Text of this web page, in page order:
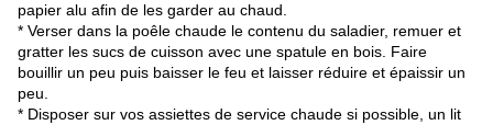
papier alu afin de les garder au chaud.
* Verser dans la poêle chaude le contenu du saladier, remuer et
gratter les sucs de cuisson avec une spatule en bois. Faire
bouillir un peu puis baisser le feu et laisser réduire et épaissir un
peu.
* Disposer sur vos assiettes de service chaude si possible, un lit